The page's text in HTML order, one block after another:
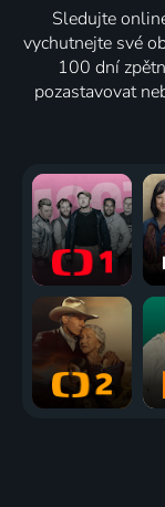
Sledujte
vychutnejte své
100 dní
pozastavovat